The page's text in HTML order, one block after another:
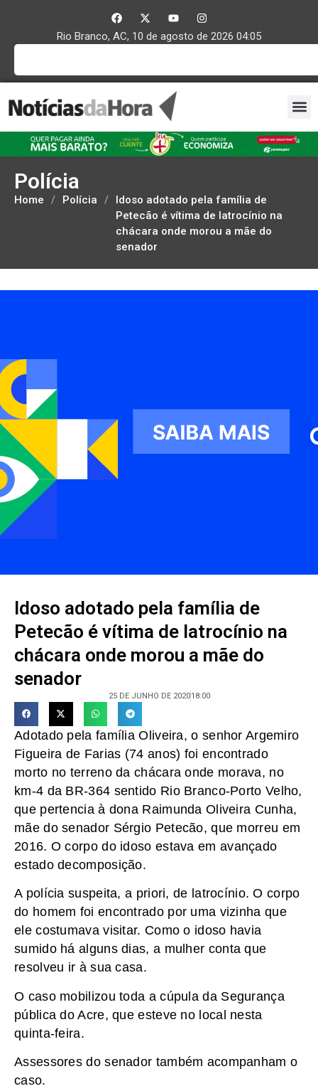
Rio Branco, AC, 10 de agosto de 2026 04:05
Polícia
Home / Polícia /
Idoso adotado pela família de
Petecão é vítima de latrocínio na
chácara onde morou a mãe do
senador
Idoso adotado pela família de
Petecão é vítima de latrocínio na
chácara onde morou a mãe do
senador
25 DE JUNHO DE 202018:00
Adotado pela família Oliveira, o senhor Argemiro
Figueira de Farias (74 anos) foi encontrado
morto no terreno da chácara onde morava, no
km-4 da BR-364 sentido Rio Branco-Porto Velho,
que pertencia à dona Raimunda Oliveira Cunha,
mãe do senador Sérgio Petecão, que morreu em
2016. O corpo do idoso estava em avançado
estado decomposição.
A polícia suspeita, a priori, de latrocínio. O corpo
do homem foi encontrado por uma vizinha que
ele costumava visitar. Como o idoso havia
sumido há alguns dias, a mulher conta que
resolveu ir à sua casa.
O caso mobilizou toda a cúpula da Segurança
pública do Acre, que esteve no local nesta
quinta-feira.
Assessores do senador também acompanham o
caso.